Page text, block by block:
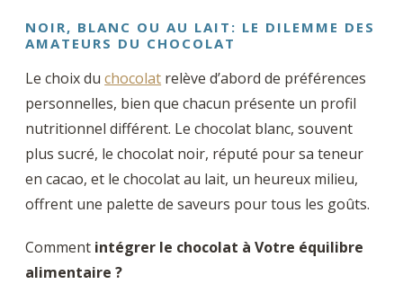
NOIR, BLANC OU AU LAIT: LE DILEMME DES
AMATEURS DU CHOCOLAT
Le choix duchocolat relève d’abord de préférences
personnelles, bien que chacun présente un profil
nutritionnel différent. Le chocolat blanc, souvent
plus sucré, le chocolat noir, réputé pour sa teneur
en cacao, et le chocolat au lait, un heureux milieu,
offrent une palette de saveurs pour tous les goûts.
Comment intégrer le chocolat à Votre équilibre
alimentaire ?